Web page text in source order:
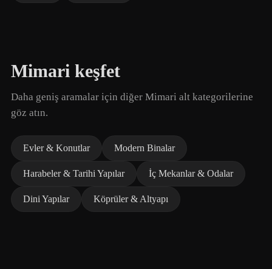
Mimari keşfet
Daha geniş aramalar için diğer Mimari alt kategorilerine
göz atın.
Evler & Konutlar Modern Binalar
Harabeler & Tarihi Yapılar İç Mekanlar & Odalar
Dini Yapılar Köprüler & Altyapı